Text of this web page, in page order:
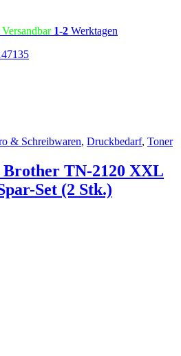
1-2 Werktagen
& Schreibwaren, Druckbedarf, Toner
TN-2120 XXL
Set (2 Stk.)